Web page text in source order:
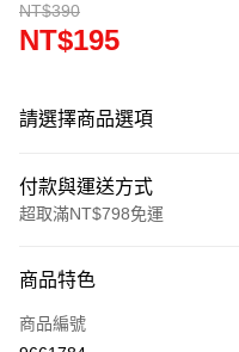
NT$390
NT$195
請選擇商品選項
付款與運送方式
超取滿NT$798免運
信用卡一次付款
超商取貨付款
商品特色
商品編號